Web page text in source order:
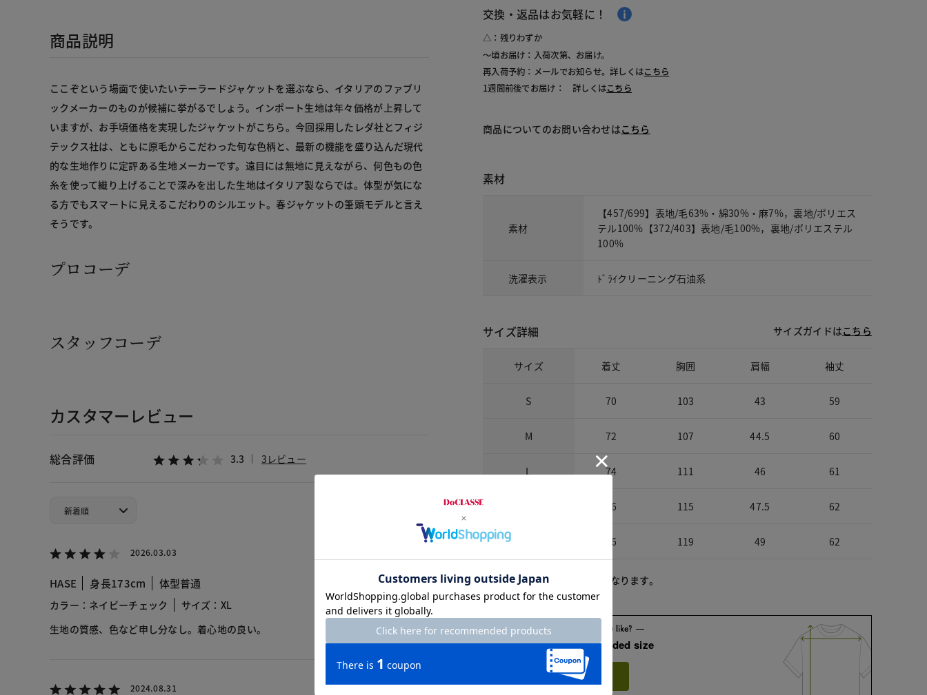
商品説明
ここぞという場面で使いたいテーラードジャケットを選ぶなら、イタリアのファブリ
ックメーカーのものが候補に挙がるでしょう。インポート生地は年々価格が上昇して
いますが、お手頃価格を実現したジャケットがこちら。今回採用したレダ社とフィジ
テックス社は、ともに原毛からこだわった旬な色柄と、最新の機能を盛り込んだ現代
的な生地作りに定評ある生地メーカーです。遠目には無地に見えながら、何色もの色
糸を使って織り上げることで深みを出した生地はイタリア製ならでは。体型が気にな
る方でもスマートに見えるこだわりのシルエット。春ジャケットの筆頭モデルと言え
そうです。
プロコーデ
スタッフコーデ
カスタマーレビュー
総合評価 3.3 3レビュー
2026.03.03
HASE 身長173cm 体型普通
カラー：ネイビーチェック
サイズ：XL
生地の質感、色など申し分なし。着心地の良い。
2024.08.31
交換・返品はお気軽に！
△：残りわずか
～頃お届け：入荷次第、お届け。
再入荷予約：メールでお知らせ。詳しくはこちら
1週間前後でお届け： 詳しくはこちら
商品についてのお問い合わせはこちら
素材
素材
【457/699】表地/毛63%・綿30%・麻7%，裏地/ポリエス
テル100%【372/403】表地/毛100%，裏地/ポリエステル
100%
洗濯表示 ﾄﾞﾗｲクリーニング石油系
サイズ詳細 サイズガイドはこちら
サイズ 着丈 胸囲 肩幅 袖丈
S 70 103 43 59
M 72 107 44.5 60
L 74 111 46 61
76 115 47.5 62
76 119 49 62
※商品によって柄の出方が異なります。
Check the recommended size
Try this item on